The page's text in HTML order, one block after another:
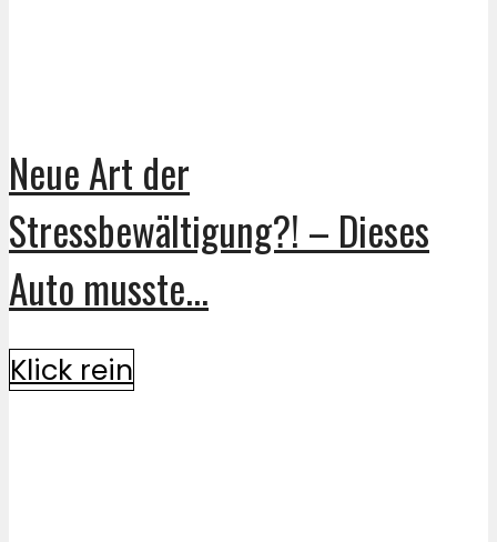
Neue Art der
Stressbewältigung?! – Dieses
Auto musste...
Klick rein